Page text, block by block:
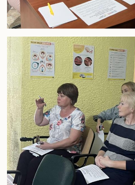
Міжнародне співробітництво
Договори про співробітництво
Рада роботодавців
Академічна мобільність
Грантова діяльність
Співпраця з Національної
України
Дистанційне
АСУ
Випускнику
Музей університету